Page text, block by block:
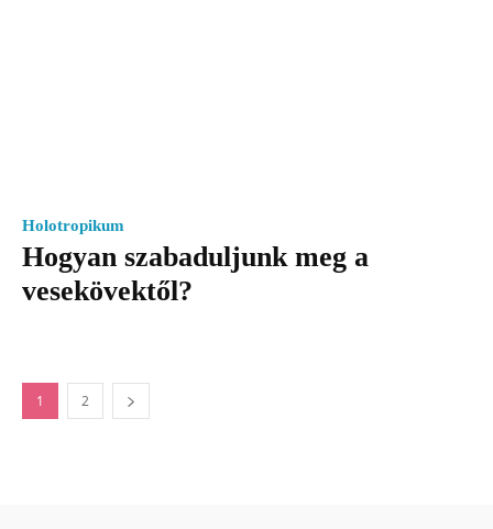
Holotropikum
Hogyan szabaduljunk meg a
vesekövektől?
1 2